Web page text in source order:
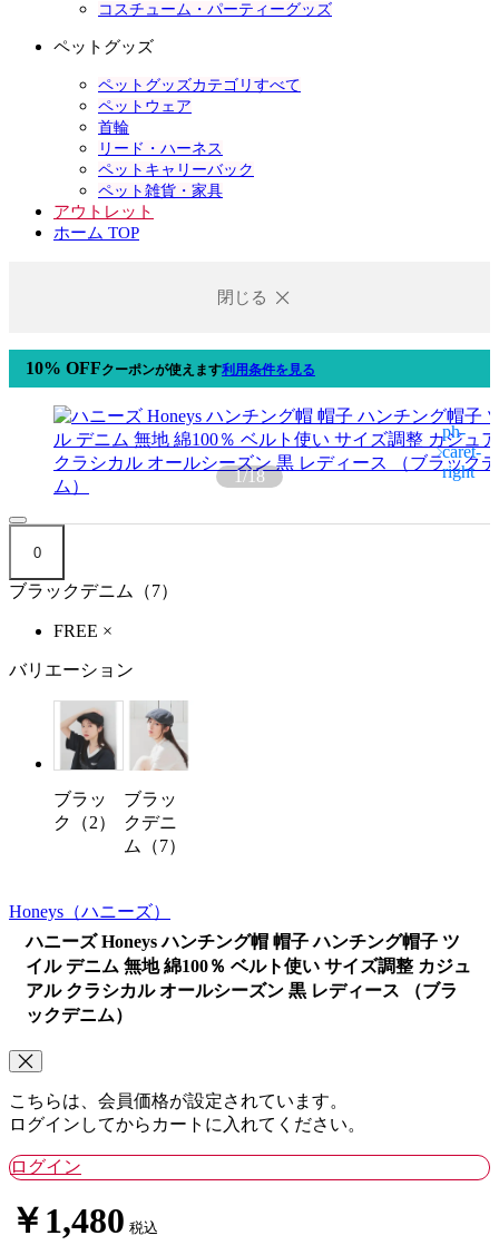
コスチューム・パーティーグッズ
ペットグッズ
ペットグッズカテゴリすべて
ペットウェア
首輪
リード・ハーネス
ペットキャリーバック
ペット雑貨・家具
アウトレット
ホーム TOP
閉じる
10% OFFクーポンが使えます利用条件を見る
1/18
0
ブラックデニム（7）
FREE ×
バリエーション
ブラッ
ク（2）
ブラッ
クデニ
ム（7）
Honeys （ハニーズ）
ハニーズ Honeys ハンチング帽 帽子 ハンチング帽子 ツ
イル デニム 無地 綿100％ ベルト使い サイズ調整 カジュ
アル クラシカル オールシーズン 黒 レディース （ブラ
ックデニム）
こちらは、会員価格が設定されています。
ログインしてからカートに入れてください。
ログイン
￥1,480 税込